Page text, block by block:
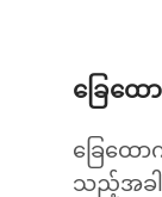
ခြေထ
ခြေထေ
သည့်အခါ